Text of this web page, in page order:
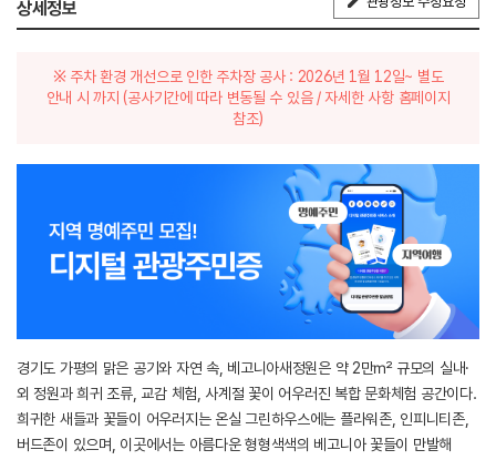
상세정보
※ 주차 환경 개선으로 인한 주차장 공사 : 2026년 1월 12일~ 별도
안내 시 까지 (공사기간에 따라 변동될 수 있음 / 자세한 사항 홈페이지
참조)
경기도 가평의 맑은 공기와 자연 속, 베고니아새정원은 약 2만㎡ 규모의 실내·
외 정원과 희귀 조류, 교감 체험, 사계절 꽃이 어우러진 복합 문화체험 공간이다.
희귀한 새들과 꽃들이 어우러지는 온실 그린하우스에는 플라워존, 인피니티존,
버드존이 있으며, 이곳에서는 아름다운 형형색색의 베고니아 꽃들이 만발해